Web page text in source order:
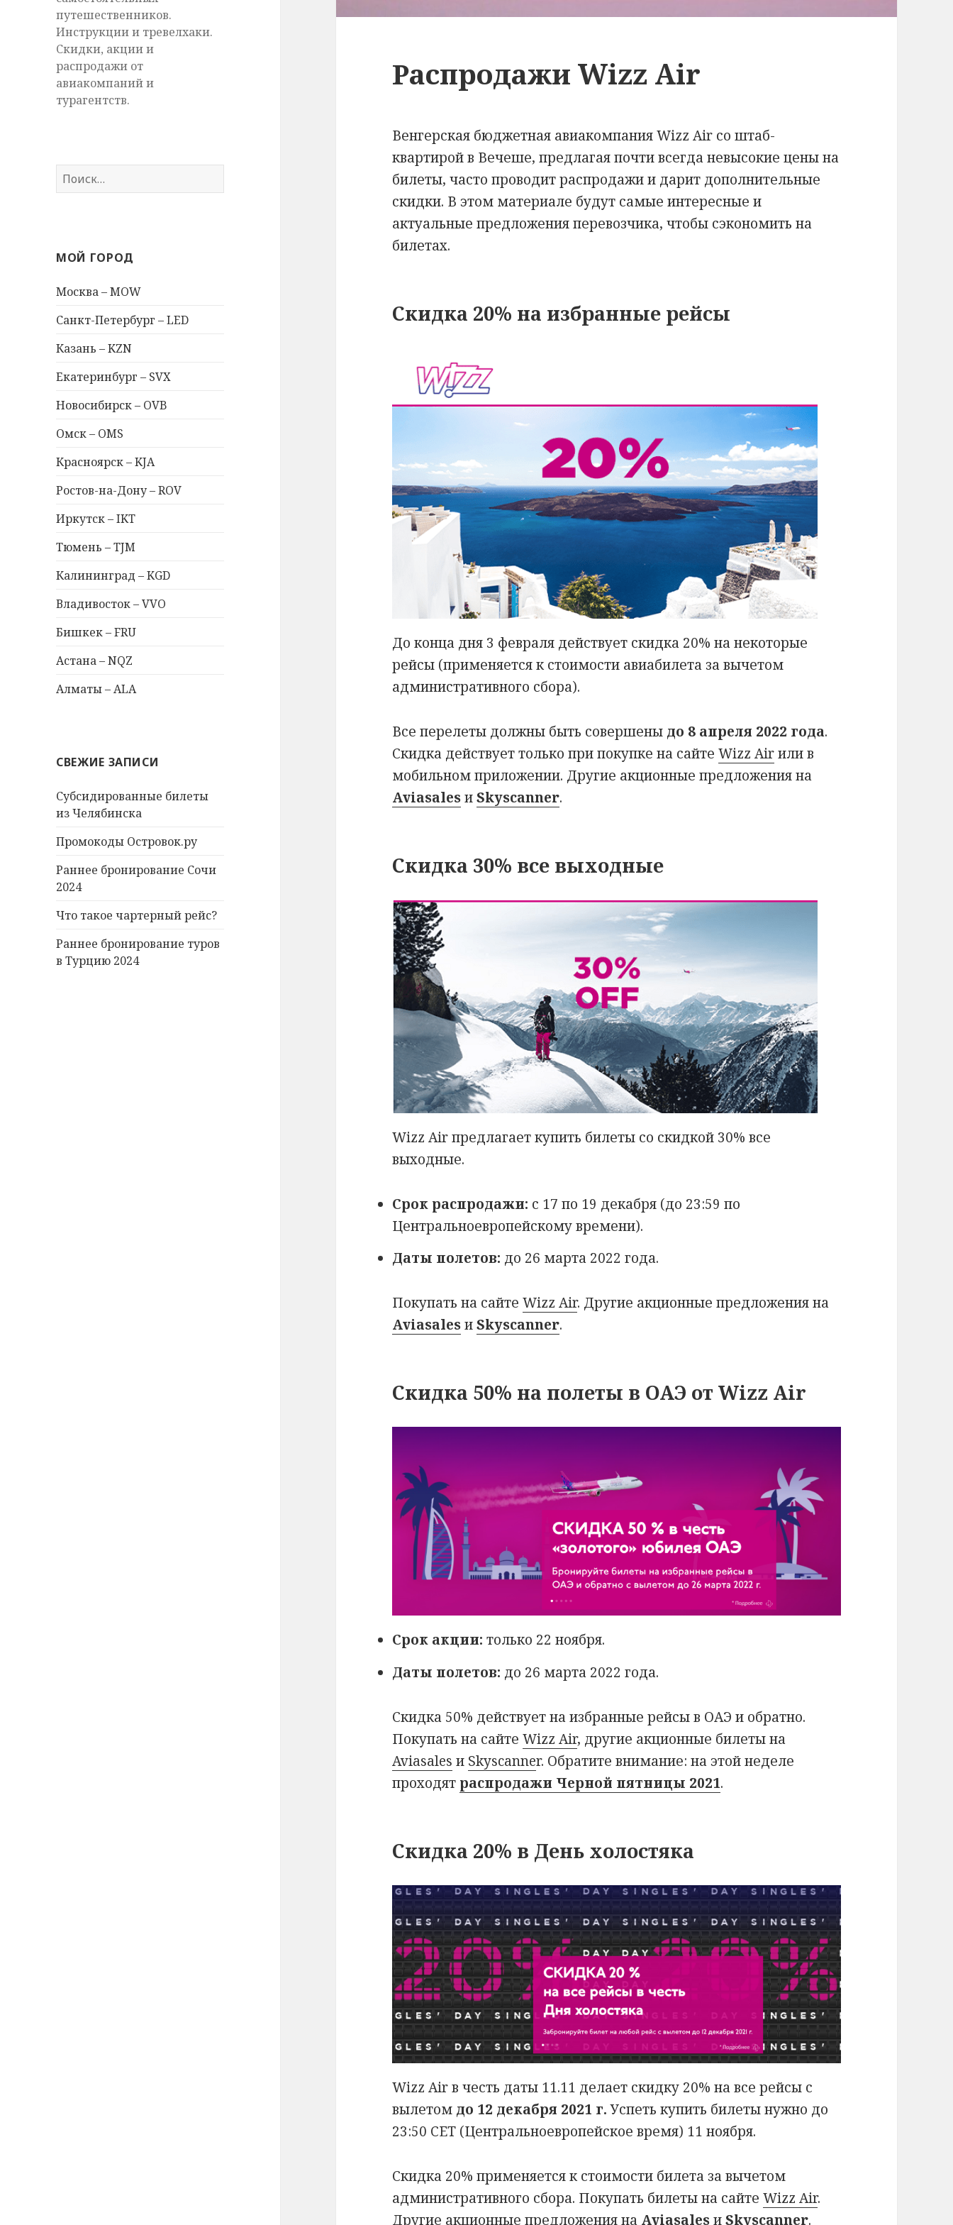
путешественников.
Инструкции и тревелхаки.
Скидки, акции и
распродажи от
авиакомпаний и
турагентств.
Найти:
МОЙ ГОРОД
Москва – MOW
Санкт-Петербург – LED
Казань – KZN
Екатеринбург – SVX
Новосибирск – OVB
Омск – OMS
Красноярск – KJA
Ростов-на-Дону – ROV
Иркутск – IKT
Тюмень – TJM
Калининград – KGD
Владивосток – VVO
Бишкек – FRU
Астана – NQZ
Алматы – ALA
СВЕЖИЕ ЗАПИСИ
Субсидированные билеты
из Челябинска
Промокоды Островок.ру
Раннее бронирование Сочи
2024
Что такое чартерный рейс?
Раннее бронирование туров
в Турцию 2024
Распродажи Wizz Air
Венгерская бюджетная авиакомпания Wizz Air со штаб-
квартирой в Вечеше, предлагая почти всегда невысокие цены на
билеты, часто проводит распродажи и дарит дополнительные
скидки. В этом материале будут самые интересные и
актуальные предложения перевозчика, чтобы сэкономить на
билетах.
Скидка 20% на избранные рейсы
До конца дня 3 февраля действует скидка 20% на некоторые
рейсы (применяется к стоимости авиабилета за вычетом
административного сбора).
Все перелеты должны быть совершены до 8 апреля 2022 года.
Скидка действует только при покупке на сайтеWizz Airили в
мобильном приложении. Другие акционные предложения на
AviasalesиSkyscanner.
Скидка 30% все выходные
Wizz Air предлагает купить билеты со скидкой 30% все
выходные.
Срок распродажи: с 17 по 19 декабря (до 23:59 по
Центральноевропейскому времени).
Даты полетов: до 26 марта 2022 года.
Покупать на сайтеWizz Air. Другие акционные предложения на
AviasalesиSkyscanner.
Скидка 50% на полеты в ОАЭ от Wizz Air
Срок акции: только 22 ноября.
Даты полетов: до 26 марта 2022 года.
Скидка 50% действует на избранные рейсы в ОАЭ и обратно.
Покупать на сайтеWizz Air, другие акционные билеты на
Aviasales и Skyscanner. Обратите внимание: на этой неделе
проходят распродажи Черной пятницы 2021.
Скидка 20% в День холостяка
Wizz Air в честь даты 11.11 делает скидку 20% на все рейсы с
вылетом до 12 декабря 2021 г.Успеть купить билеты нужно до
23:50 CET (Центральноевропейское время) 11 ноября.
Скидка 20% применяется к стоимости билета за вычетом
административного сбора. Покупать билеты на сайтеWizz Air.
Другие акционные предложения на AviasalesиSkyscanner.